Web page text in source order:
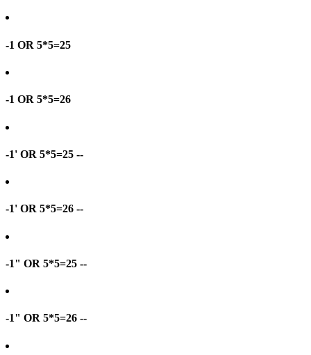
-1 OR 5*5=25
-1 OR 5*5=26
-1' OR 5*5=25 --
-1' OR 5*5=26 --
-1" OR 5*5=25 --
-1" OR 5*5=26 --